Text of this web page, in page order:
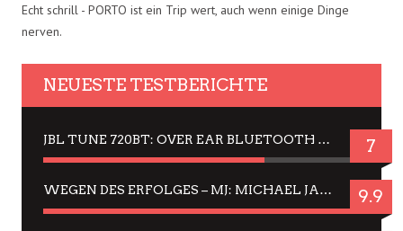
Echt schrill - PORTO ist ein Trip wert, auch wenn einige Dinge
nerven.
NEUESTE TESTBERICHTE
JBL TUNE 720BT: OVER EAR BLUETOOTH KOPFHÖRER UM DIE 50,-€ IM DAUER-TEST 7
WEGEN DES ERFOLGES – MJ: MICHAEL JACKSON MUSICAL IN EINER MATINEE SEHEN 9.9